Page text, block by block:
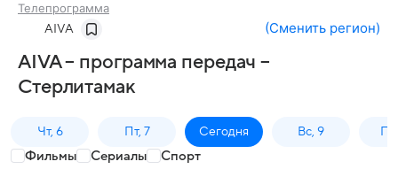
Телепрограмма
AIVA (Сменить регион)
AIVA – программа передач –
Стерлитамак
Чт, 6 Пт, 7 Сегодня Вс, 9
Фильмы Сериалы Спорт